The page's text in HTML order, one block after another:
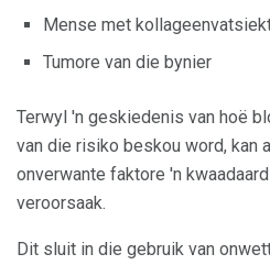
Mense met
Tumore van die bynier
Terwyl 'n geskiedenis van hoë
van die risiko beskou word, kan
onverwante faktore 'n
veroorsaak.
Dit sluit in die gebruik van